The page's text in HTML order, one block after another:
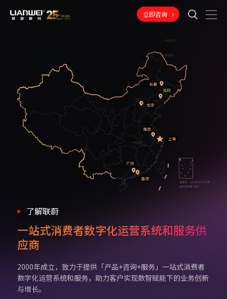
立即咨询
了解联蔚
一站式消费者数字化运营系统和服务供
应商
2000年成立，致力于提供「产品+咨询+服务」一站式消费者
数字化运营系统和服务，助力客户实现数智赋能下的业务创新
与增长。